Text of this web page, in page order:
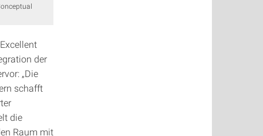
der
„Die
schafft
die
Raum mit